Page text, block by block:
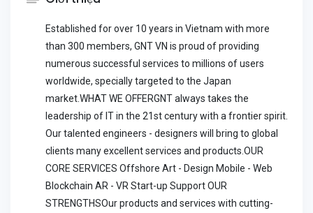
Established for over 10 years in Vietnam with more
than 300 members, GNT VN is proud of providing
numerous successful services to millions of users
worldwide, specially targeted to the Japan
market.WHAT WE OFFERGNT always takes the
leadership of IT in the 21st century with a frontier spirit.
Our talented engineers - designers will bring to global
clients many excellent services and products.OUR
CORE SERVICES Offshore Art - Design Mobile - Web
Blockchain AR - VR Start-up Support OUR
STRENGTHSOur products and services with cutting-